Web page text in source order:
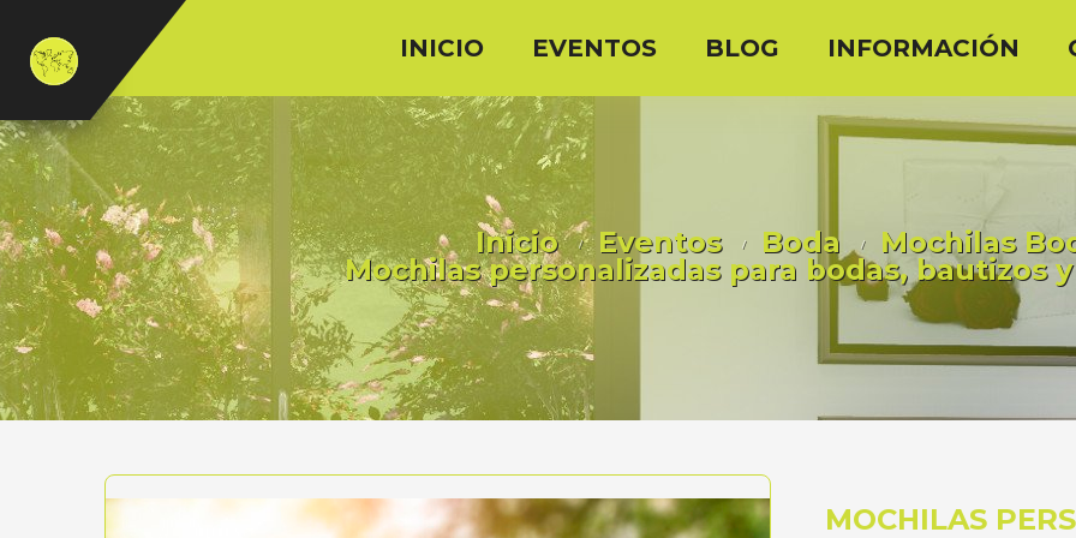
INICIO EVENTOS BLOG INFORMACIÓN
Inicio Eventos Boda Mochilas
Mochilas personalizadas para bodas, bautizos
MOCHILAS